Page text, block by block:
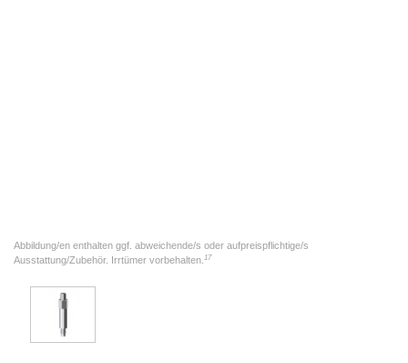
Abbildung/en enthalten ggf. abweichende/s oder aufpreispflichtige/s
Ausstattung/Zubehör. Irrtümer vorbehalten. 17